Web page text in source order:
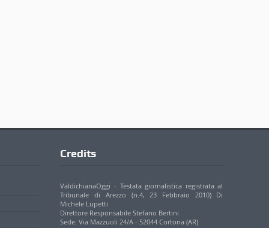
Credits
ValdichianaOggi - Testata giornalistica registrata al
Tribunale di Arezzo (n.4, 23 Febbraio 2010) Di
Michele Lupetti
Direttore Responsabile Stefano Bertini
Sede: Via Mazzuoli 24/A - 52044 Cortona (AR)